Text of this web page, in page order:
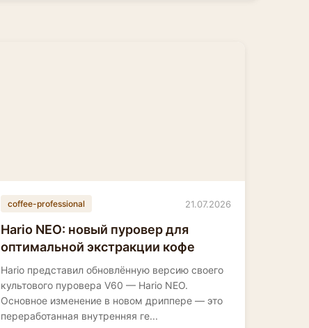
coffee-professional 21.07.2026
Hario NEO: новый пуровер для
оптимальной экстракции кофе
Hario представил обновлённую версию своего
культового пуровера V60 — Hario NEO.
Основное изменение в новом дриппере — это
переработанная внутренняя ге...